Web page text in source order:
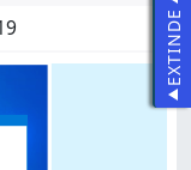
EXTINDE